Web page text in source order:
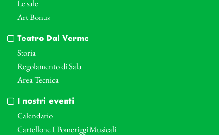
Le sale
Art Bonus
Teatro Dal Verme
Storia
Regolamento di Sala
Area Tecnica
I nostri eventi
Calendario
Cartellone I Pomeriggi Musicali